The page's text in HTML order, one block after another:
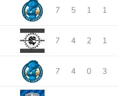
7 5 1 1
7 4 2 1
7 4 0 3